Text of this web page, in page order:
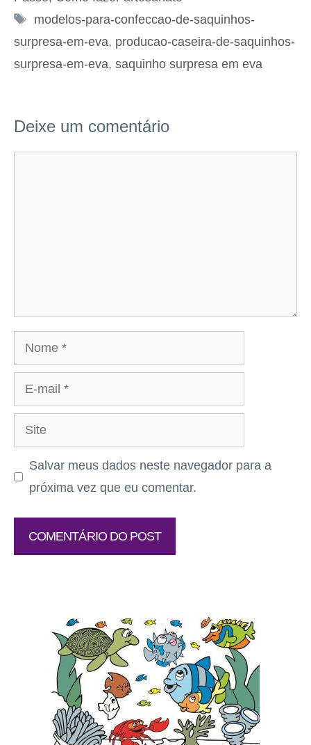
Tags
modelos-para-confeccao-de-saquinhos-
surpresa-em-eva, producao-caseira-de-saquinhos-
surpresa-em-eva, saquinho surpresa em eva
Deixe um comentário
Nome
mail
Site
Salvar meus dados neste navegador para a
próxima vez que eu comentar.